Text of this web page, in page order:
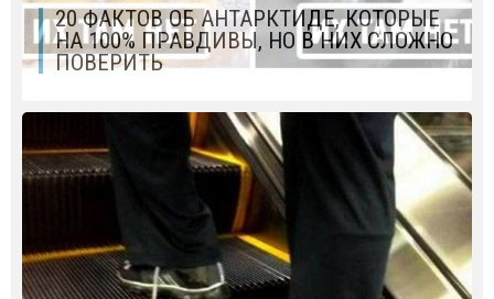
20 ФАКТОВ ОБ АНТАРКТИДЕ, КОТОРЫЕ
НА 100% ПРАВДИВЫ, НО В НИХ СЛОЖНО
ПОВЕРИТЬ